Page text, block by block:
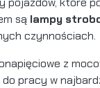
są lampy
czynnościach.
z
pracy w